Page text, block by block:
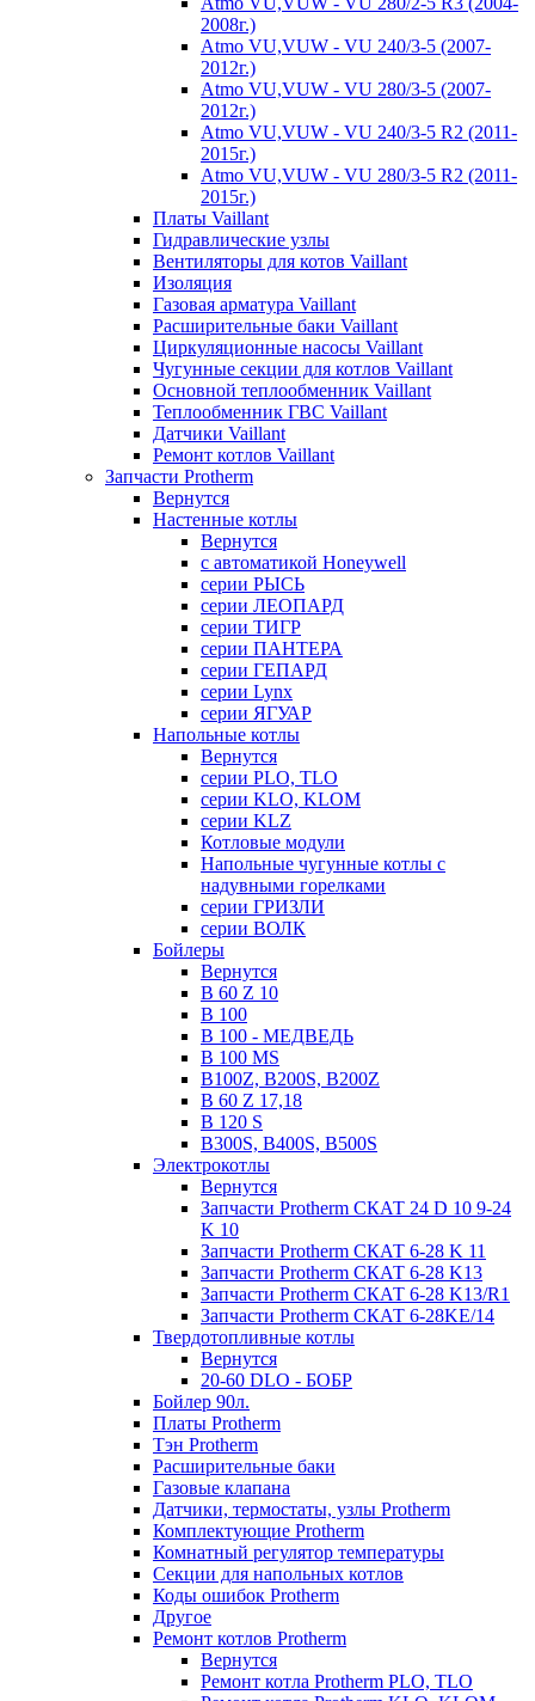
2008г.)
Atmo VU,VUW - VU 240/3-5 (2007-
2012г.)
Atmo VU,VUW - VU 280/3-5 (2007-
2012г.)
Atmo VU,VUW - VU 240/3-5 R2 (2011-
2015г.)
Atmo VU,VUW - VU 280/3-5 R2 (2011-
2015г.)
Платы Vaillant
Гидравлические узлы
Вентиляторы для котов Vaillant
Изоляция
Газовая арматура Vaillant
Расширительные баки Vaillant
Циркуляционные насосы Vaillant
Чугунные секции для котлов Vaillant
Основной теплообменник Vaillant
Теплообменник ГВС Vaillant
Датчики Vaillant
Ремонт котлов Vaillant
Запчасти Protherm
Вернутся
Настенные котлы
Вернутся
с автоматикой Honeywell
серии РЫСЬ
серии ЛЕОПАРД
серии ТИГР
серии ПАНТЕРА
серии ГЕПАРД
серии Lynx
серии ЯГУАР
Напольные котлы
Вернутся
серии PLO, TLO
серии KLO, KLOM
серии KLZ
Котловые модули
Напольные чугунные котлы с
надувными горелками
серии ГРИЗЛИ
серии ВОЛК
Бойлеры
Вернутся
B 60 Z 10
B 100
B 100 - МЕДВЕДЬ
B 100 MS
B100Z, B200S, B200Z
B 60 Z 17,18
B 120 S
B300S, B400S, B500S
Электрокотлы
Вернутся
Запчасти Protherm СКАТ 24 D 10 9-24
K 10
Запчасти Protherm СКАТ 6-28 K 11
Запчасти Protherm СКАТ 6-28 K13
Запчасти Protherm СКАТ 6-28 K13/R1
Запчасти Protherm СКАТ 6-28KE/14
Твердотопливные котлы
Вернутся
20-60 DLO - БОБР
Бойлер 90л.
Платы Protherm
Тэн Protherm
Расширительные баки
Газовые клапана
Датчики, термостаты, узлы Protherm
Комплектующие Protherm
Комнатный регулятор температуры
Секции для напольных котлов
Коды ошибок Protherm
Другое
Ремонт котлов Protherm
Вернутся
Ремонт котла Protherm PLO, TLO